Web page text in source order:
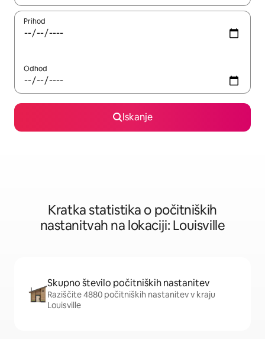
Prihod
Odhod
Iskanje
Kratka statistika o počitniških
nastanitvah na lokaciji: Louisville
Skupno število počitniških nastanitev
Raziščite 4880 počitniških nastanitev v kraju
Louisville